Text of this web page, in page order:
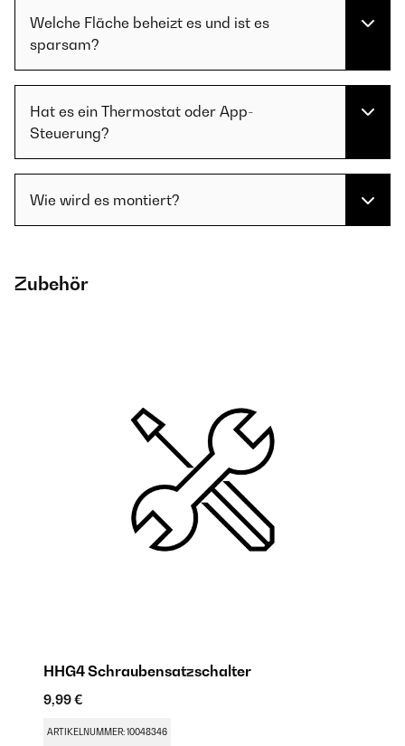
Welche Fläche beheizt es und ist es
sparsam?
Hat es ein Thermostat oder App-
Steuerung?
Wie wird es montiert?
Zubehör
HHG4 Schraubensatzschalter
9,99 €
ARTIKELNUMMER: 10048346